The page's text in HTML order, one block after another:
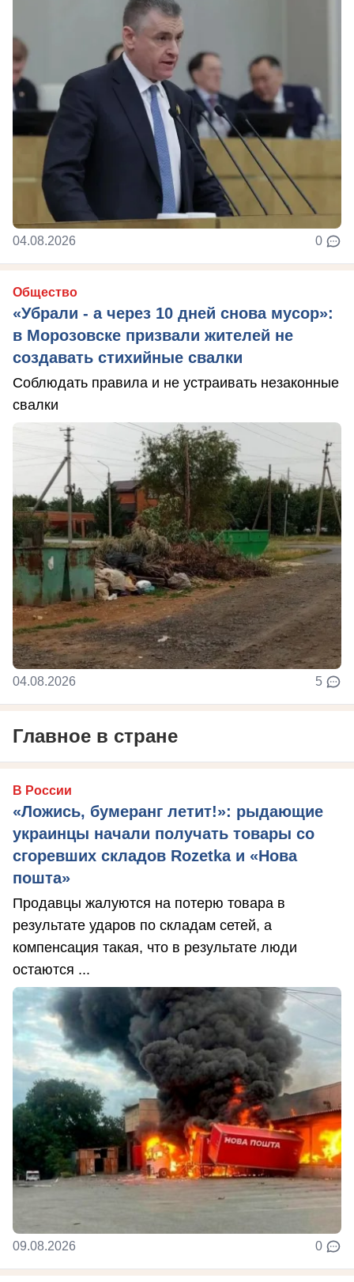
04.08.2026 0
Общество
«Убрали - а через 10 дней снова мусор»:
в Морозовске призвали жителей не
создавать стихийные свалки
Соблюдать правила и не устраивать незаконные
свалки
04.08.2026 5
Главное в стране
В России
«Ложись, бумеранг летит!»: рыдающие
украинцы начали получать товары со
сгоревших складов Rozetka и «Нова
пошта»
Продавцы жалуются на потерю товара в
результате ударов по складам сетей, а
компенсация такая, что в результате люди
остаются ...
09.08.2026 0